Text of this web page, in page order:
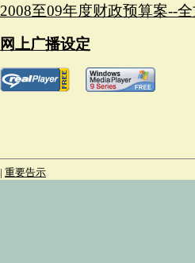
2008至09年度财政预算案--
网上广播设定
| 重要告示